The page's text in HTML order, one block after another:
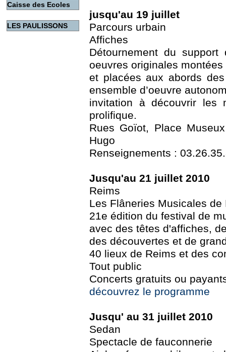
Caisse des Ecoles
LES PAULISSONS
jusqu'au 19 juillet
Parcours urbain
Affiches
Détournement du
oeuvres originales
et placées aux abords
ensemble d’oeuvre
invitation à découvrir les
prolifique.
Rues Goïot, Place
Hugo
Renseignements :
Jusqu'au 21 juillet 2010
Reims
Les Flâneries Musicales de
21e édition du festival de
avec des têtes d'affiches,
des découvertes et de
40 lieux de Reims et des
Tout public
Concerts gratuits ou
découvrez le programme
Jusqu' au 31 juillet 2010
Sedan
Spectacle de fauconnerie